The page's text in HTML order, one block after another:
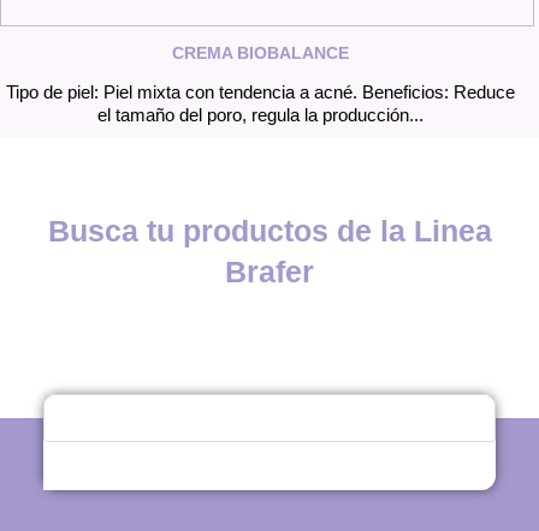
CREMA BIOBALANCE
Tipo de piel: Piel mixta con tendencia a acné. Beneficios: Reduce
el tamaño del poro, regula la producción...
Busca tu productos de la Linea
Brafer